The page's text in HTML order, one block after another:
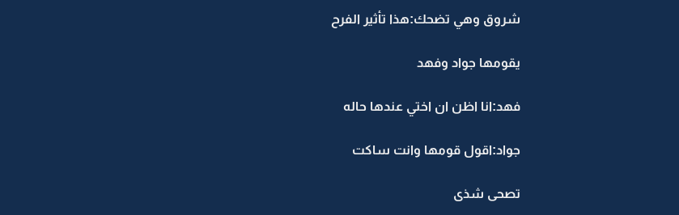
شروق وهي تضحك:هذا تأثير الفرح
يقومها جواد وفهد
فهد:انا اظن ان اختي عندها حاله
جواد:اقول قومها وانت ساكت
تصحى شذى